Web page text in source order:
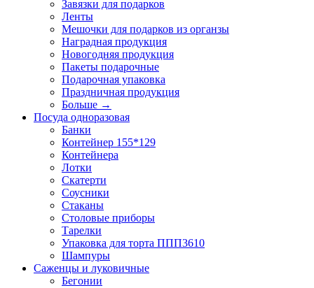
Завязки для подарков
Ленты
Мешочки для подарков из органзы
Наградная продукция
Новогодняя продукция
Пакеты подарочные
Подарочная упаковка
Праздничная продукция
Больше →
Посуда одноразовая
Банки
Контейнер 155*129
Контейнера
Лотки
Скатерти
Соусники
Стаканы
Столовые приборы
Тарелки
Упаковка для торта ППП3610
Шампуры
Саженцы и луковичные
Бегонии